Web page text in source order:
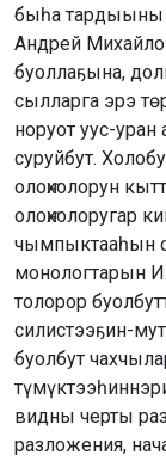
быһа тардыыны
Андрей
буоллаҕына,
сылларга эрэ
норуот уус-
суруйбут.
олоҥхолорун
олоҥхолоругар
чымпыктааһын
монологтарын
толорор
силистээҕин-
буолбут
видны черты
разложения,